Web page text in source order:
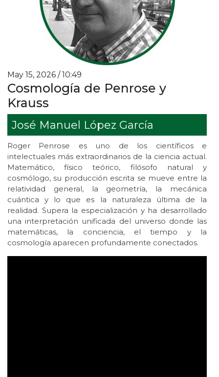
May 15, 2026 / 10:49
Cosmología de Penrose y
Krauss
José Manuel López García
Roger Penrose es uno de los científicos e
intelectuales más extraordinarios de la ciencia actual.
Matemático, físico teórico, filósofo natural y
cosmólogo, su producción escrita se mueve entre la
relatividad general, la geometría, la mecánica
cuántica y lo que es la naturaleza última de la
realidad. Supera la especialización y ha desarrollado
una interpretación unificada del universo donde las
matemáticas, la conciencia, el tiempo y la
cosmología aparecen profundamente conectados.